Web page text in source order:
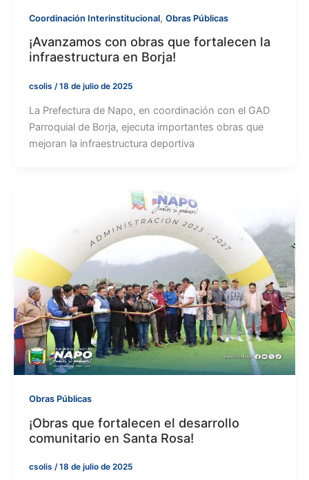
Coordinación Interinstitucional, Obras Públicas
¡Avanzamos con obras que fortalecen la
infraestructura en Borja!
csolis /18 de julio de 2025
La Prefectura de Napo, en coordinación con el GAD
Parroquial de Borja, ejecuta importantes obras que
mejoran la infraestructura deportiva
Obras Públicas
¡Obras que fortalecen el desarrollo
comunitario en Santa Rosa!
csolis /18 de julio de 2025